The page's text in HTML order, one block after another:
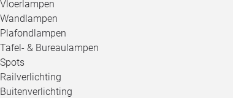
Vloerlampen
Wandlampen
Plafondlampen
Tafel- & Bureaulampen
Spots
Railverlichting
Buitenverlichting